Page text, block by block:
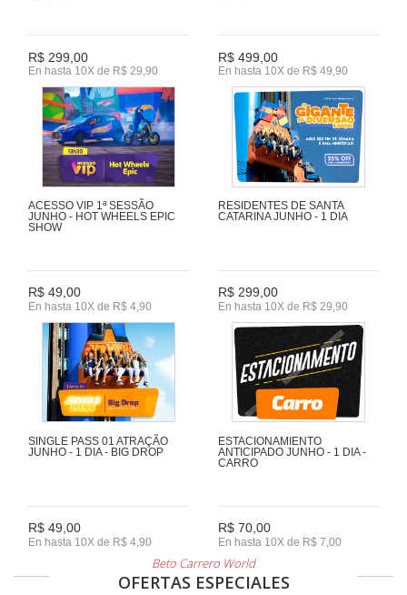
R$ 299,00
En hasta 10X de R$ 29,90
R$ 499,00
En hasta 10X de R$ 49,90
ACESSO VIP 1ª SESSÃO
JUNHO - HOT WHEELS EPIC
SHOW
R$ 49,00
En hasta 10X de R$ 4,90
RESIDENTES DE SANTA
CATARINA JUNHO - 1 DIA
R$ 299,00
En hasta 10X de R$ 29,90
SINGLE PASS 01 ATRAÇÃO
JUNHO - 1 DIA - BIG DROP
R$ 49,00
En hasta 10X de R$ 4,90
ESTACIONAMIENTO
ANTICIPADO JUNHO - 1 DIA -
CARRO
R$ 70,00
En hasta 10X de R$ 7,00
Beto Carrero World
OFERTAS ESPECIALES